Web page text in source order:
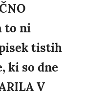
to ni
tistih
ki so dne
V